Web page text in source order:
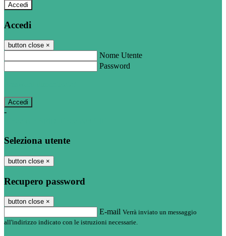
Accedi
Accedi
button close ×
Nome Utente
Password
-
Seleziona utente
button close ×
Recupero password
button close ×
E-mail Verrà inviato un messaggio
all'indirizzo indicato con le istruzioni necessarie.